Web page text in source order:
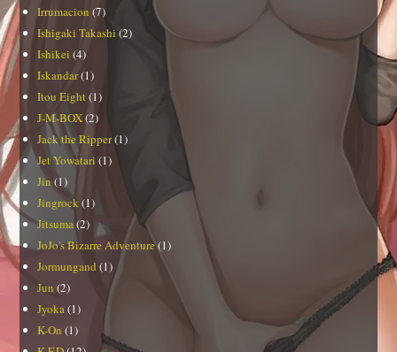
Irrumacion (7)
Ishigaki Takashi (2)
Ishikei (4)
Iskandar(1)
Itou Eight(1)
J-M-BOX(2)
Jack the Ripper(1)
Jet Yowatari (1)
Jin(1)
Jingrock (1)
Jitsuma(2)
JoJo's Bizarre Adventure(1)
Jormungand (1)
Jun (2)
Jyoka(1)
K-On (1)